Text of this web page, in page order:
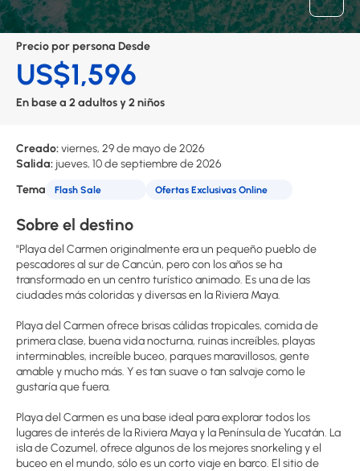
Precio por persona Desde
US$1,596
En base a 2 adultos y 2 niños
Creado:viernes, 29 de mayo de 2026
Salida: jueves, 10 de septiembre de 2026
Tema
Flash Sale Ofertas Exclusivas Online
Sobre el destino
"Playa del Carmen originalmente era un pequeño pueblo de
pescadores al sur de Cancún, pero con los años se ha
transformado en un centro turístico animado. Es una de las
ciudades más coloridas y diversas en la Riviera Maya.
Playa del Carmen ofrece brisas cálidas tropicales, comida de
primera clase, buena vida nocturna, ruinas increíbles, playas
interminables, increíble buceo, parques maravillosos, gente
amable y mucho más. Y es tan suave o tan salvaje como le
gustaría que fuera.
Playa del Carmen es una base ideal para explorar todos los
lugares de interés de la Riviera Maya y la Península de Yucatán. La
isla de Cozumel, ofrece algunos de los mejores snorkeling y el
buceo en el mundo, sólo es un corto viaje en barco. El sitio de